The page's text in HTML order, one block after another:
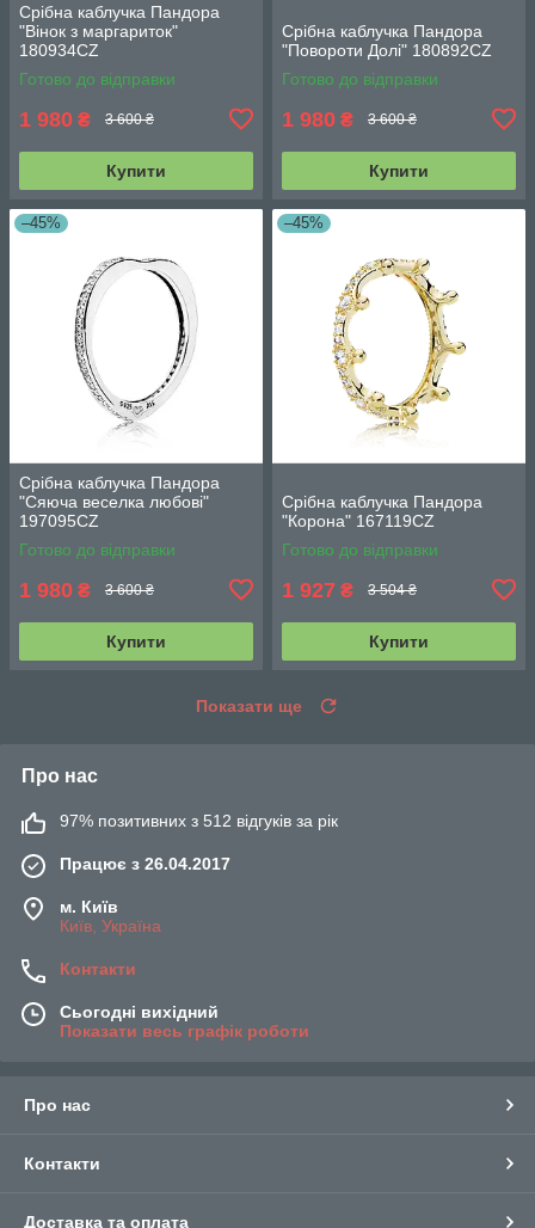
Срібна каблучка Пандора
"Вінок з маргариток"
180934CZ
Готово до відправки
1 980 ₴ 3 600 ₴
Купити
Срібна каблучка Пандора
"Повороти Долі" 180892CZ
Готово до відправки
1 980 ₴ 3 600 ₴
Купити
–45%
Срібна каблучка Пандора
"Сяюча веселка любові"
197095CZ
Готово до відправки
1 980 ₴ 3 600 ₴
Купити
–45%
Срібна каблучка Пандора
"Корона" 167119CZ
Готово до відправки
1 927 ₴ 3 504 ₴
Купити
Показати ще
Про нас
97% позитивних з 512 відгуків за рік
Працює з 26.04.2017
м. Київ
Київ, Україна
Контакти
Сьогодні вихідний
Показати весь графік роботи
Про нас
Контакти
Доставка та оплата